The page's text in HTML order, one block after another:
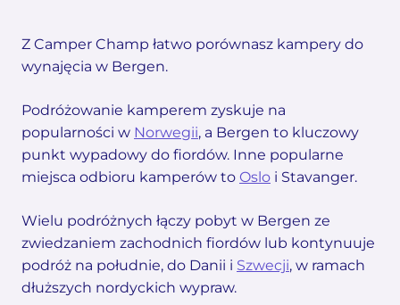
Z Camper Champ łatwo porównasz kampery do
wynajęcia w Bergen.
Podróżowanie kamperem zyskuje na
popularności w Norwegii, a Bergen to kluczowy
punkt wypadowy do fiordów. Inne popularne
miejsca odbioru kamperów to Oslo i Stavanger.
Wielu podróżnych łączy pobyt w Bergen ze
zwiedzaniem zachodnich fiordów lub kontynuuje
podróż na południe, do Danii i Szwecji, w ramach
dłuższych nordyckich wypraw.